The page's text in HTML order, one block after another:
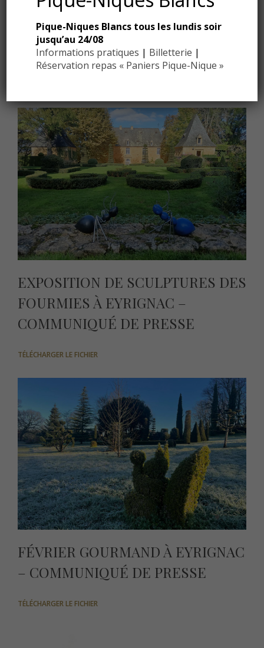
CLUEDO NATURE DE PÂQUES À
EYRIGNAC – COMMUNIQUÉ DE
PRESSE
EXPOSITION DE SCULPTURES DES
FOURMIES À EYRIGNAC –
COMMUNIQUÉ DE PRESSE
TÉLÉCHARGER LE FICHIER
FÉVRIER GOURMAND À EYRIGNAC
– COMMUNIQUÉ DE PRESSE
TÉLÉCHARGER LE FICHIER
Pique-Niques Blancs tous les lundis soir
jusqu’au 24/08
Informations pratiques | Billetterie |
Réservation repas « Paniers Pique-Nique »